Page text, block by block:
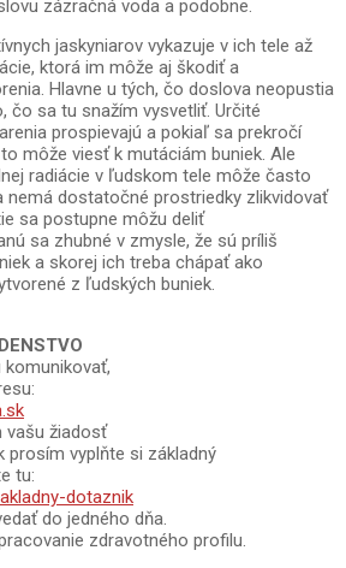
zázračná voda a podobne.
jaskyniarov vykazuje v ich tele až
ktorá im môže aj škodiť a
Hlavne u tých, čo doslova neopustia
čo sa tu snažím vysvetliť. Určité
prospievajú a pokiaľ sa prekročí
môže viesť k mutáciám buniek. Ale
radiácie v ľudskom tele môže často
nemá dostatočné prostriedky zlikvidovať
sa postupne môžu deliť
sa zhubné v zmysle, že sú príliš
a skorej ich treba chápať ako
z ľudských buniek.
vašu žiadosť
prosím vyplňte si základný
tu:
dotaznik
do jedného dňa.
zdravotného profilu.